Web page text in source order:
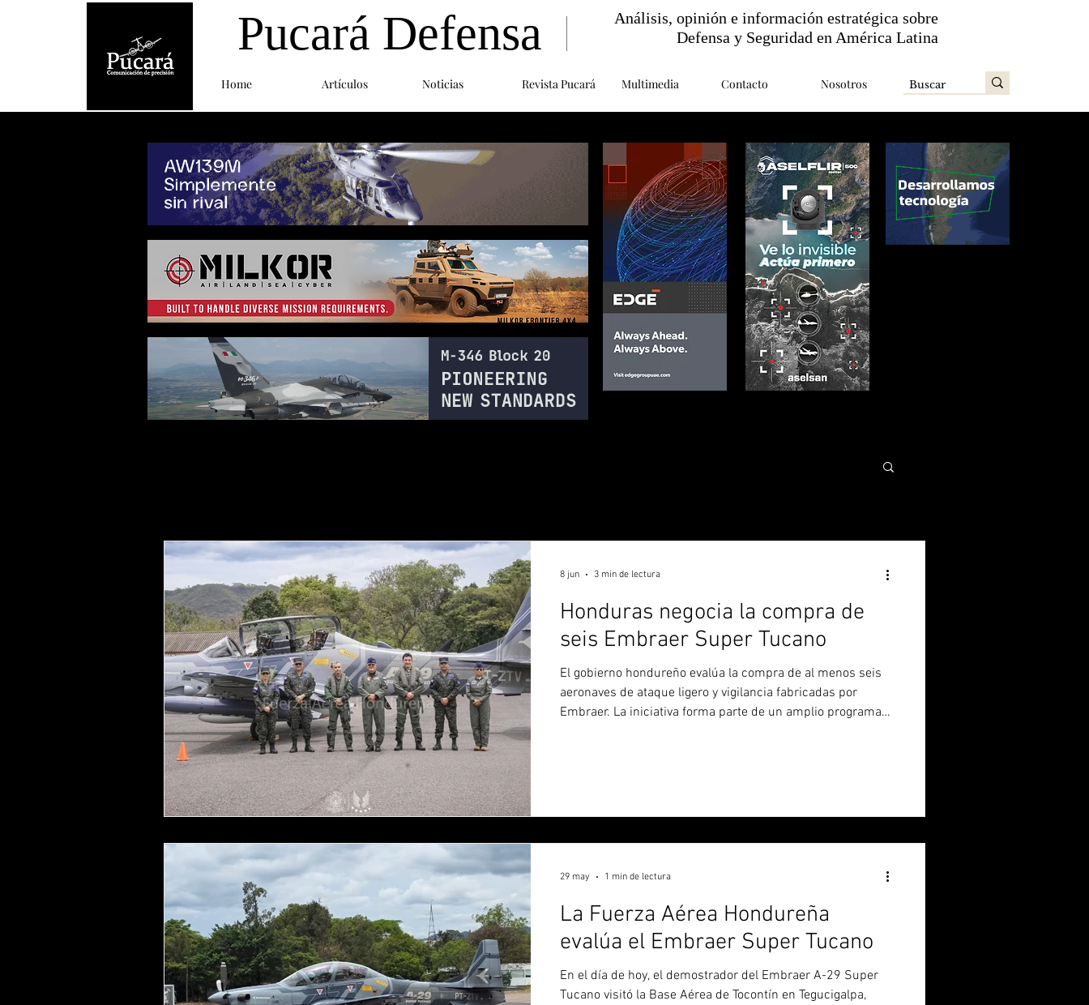
Home Artículos Noticias Revista Pucará Multimedia Contacto Nosotros
Pucará Defensa
Análisis, opinión e información estratégica sobre
Defensa y Seguridad en América Latina
Honduras negocia la compra de
seis Embraer Super Tucano
El gobierno hondureño evalúa la compra de al menos seis
aeronaves de ataque ligero y vigilancia fabricadas por
Embraer. La iniciativa forma parte de un amplio programa
8 jun 3 min de lectura
La Fuerza Aérea Hondureña
evalúa el Embraer Super Tucano
En el día de hoy, el demostrador del Embraer A-29 Super
Tucano visitó la Base Aérea de Tocontín en Tegucigalpa,
29 may 1 min de lectura